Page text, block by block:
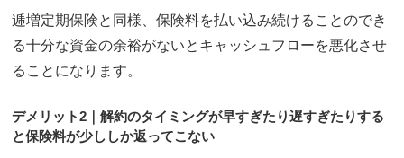
逓増定期保険と同様、保険料を払い込み続けることのでき
る十分な資金の余裕がないとキャッシュフローを悪化させ
ることになります。
デメリット2｜解約のタイミングが早すぎたり遅すぎたりする
と保険料が少ししか返ってこない